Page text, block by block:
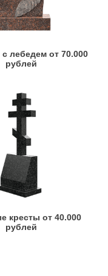
лебедем от 70.000
рублей
кресты от 40.000
рублей